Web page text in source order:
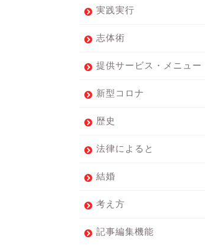
実践実行
志体術
提供サービス・メニュー
新型コロナ
歴史
法律によると
結婚
考え方
記事編集機能